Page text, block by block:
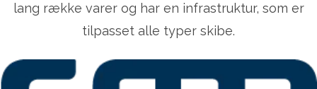
lang række varer og har en infrastruktur, som er
tilpasset alle typer skibe.